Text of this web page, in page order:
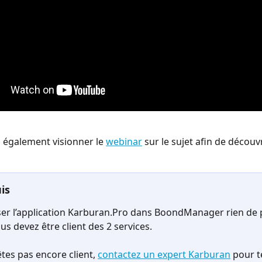
également visionner le webinar sur le sujet afin de
l’application Karburan.Pro dans BoondManager rien
devez être client des 2 services.
pas encore client, contactez un expert Karburan pour